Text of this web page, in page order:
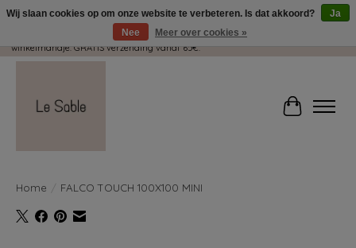
Wij pakken met plezier jouw kadootjes GRATIS in! Duid dit zeker aan in je
winkelmandje. GRATIS verzending vanaf 65€.
Home FALCO TOUCH 100X100 MINI
Wij slaan cookies op om onze website te verbeteren. Is dat akkoord?
Ja
Nee
Meer over cookies »